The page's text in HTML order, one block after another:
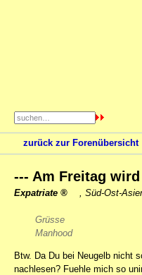
zurück zur Forenübersicht
--- Am Freitag
Expatriate Süd-Ost-
Grüsse
Manhood
Btw. Da Du bei Neugelb nicht
nachlesen? Fuehle mich so